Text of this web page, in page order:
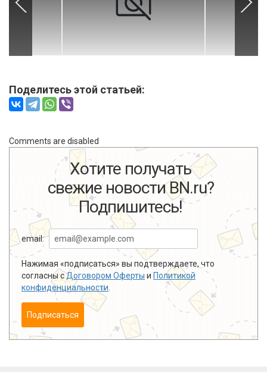
Поделитесь этой статьей:
Comments are disabled
Хотите получать
свежие новости BN.ru?
Подпишитесь!
email:
Нажимая «подписаться» вы подтверждаете, что
согласны сДоговором Оферты и Политикой
конфиденциальности
Подписаться